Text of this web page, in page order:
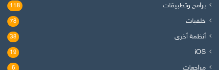
برامج وتطبيقات 118
خلفيات 78
أنظمة أخرى 38
iOS
19
مراجعات 6